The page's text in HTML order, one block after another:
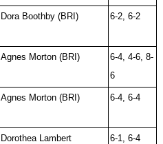
Dora Boothby (BRI) 6-2, 6-2
Agnes Morton (BRI)
6-4, 4-6, 8-
6
Agnes Morton (BRI) 6-4, 6-4
Dorothea Lambert
6-1, 6-4